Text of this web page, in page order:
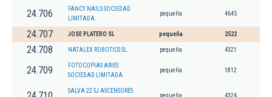
24.706
FANCY NAILS SOCIEDAD
LIMITADA.
pequeña 4645
24.707 JOSE PLATERO SL pequeña 2522
24.708 NATALEX ROBOTICS SL. pequeña 4321
24.709
FOTOCOPIAS ARIES
SOCIEDAD LIMITADA.
pequeña 1812
SALVA 22 SJ ASCENSORES